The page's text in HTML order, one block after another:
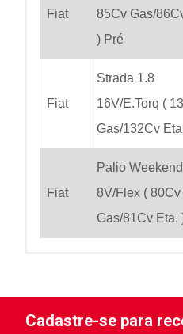
Fiat
85Cv Gas/
) Pré
Fiat
Strada 1.8
16V/E.Torq (
Gas/132Cv
Fiat
Palio
8V/Flex ( 80Cv
Gas/81Cv Eta.
Cadastre-se para